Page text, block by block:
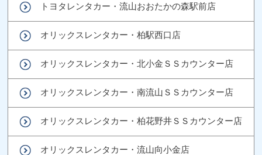
トヨタレンタカー・流山おおたかの森駅前店
オリックスレンタカー・柏駅西口店
オリックスレンタカー・北小金ＳＳカウンター店
オリックスレンタカー・南流山ＳＳカウンター店
オリックスレンタカー・柏花野井ＳＳカウンター店
オリックスレンタカー・流山向小金店